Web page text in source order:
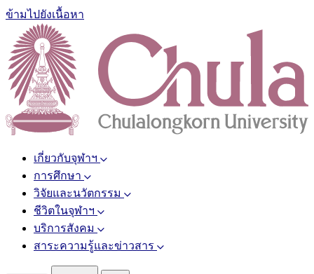
ข้ามไปยังเนื้อหา
เกี่ยวกับจุฬาฯ
การศึกษา
วิจัยและนวัตกรรม
ชีวิตในจุฬาฯ
บริการสังคม
สาระความรู้และข่าวสาร